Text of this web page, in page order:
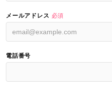
メールアドレス 必須
電話番号